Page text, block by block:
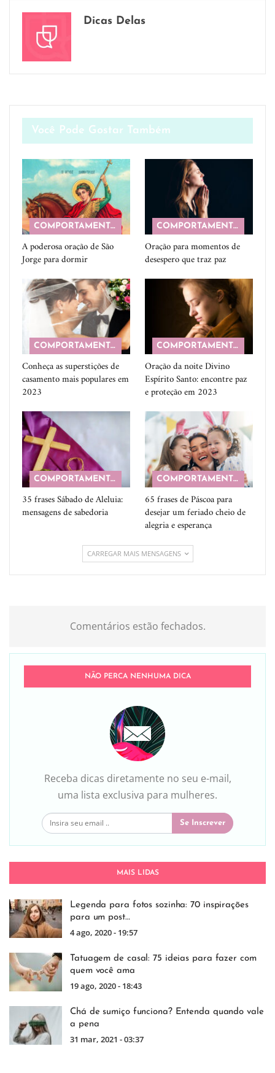
Dicas Delas
Você Pode Gostar Também
COMPORTAMENTO
A poderosa oração de São
Jorge para dormir
COMPORTAMENTO
Oração para momentos de
desespero que traz paz
COMPORTAMENTO
Conheça as superstições de
casamento mais populares em
2023
COMPORTAMENTO
Oração da noite Divino
Espírito Santo: encontre paz
e proteção em 2023
COMPORTAMENTO
35 frases Sábado de Aleluia:
mensagens de sabedoria
COMPORTAMENTO
65 frases de Páscoa para
desejar um feriado cheio de
alegria e esperança
CARREGAR MAIS MENSAGENS
Comentários estão fechados.
NÃO PERCA NENHUMA DICA
Receba dicas diretamente no seu e-mail,
uma lista exclusiva para mulheres.
Se Inscrever
MAIS LIDAS
Legenda para fotos sozinha: 70 inspirações
para um post…
4 ago, 2020 - 19:57
Tatuagem de casal: 75 ideias para fazer com
quem você ama
19 ago, 2020 - 18:43
Chá de sumiço funciona? Entenda quando vale
a pena
31 mar, 2021 - 03:37